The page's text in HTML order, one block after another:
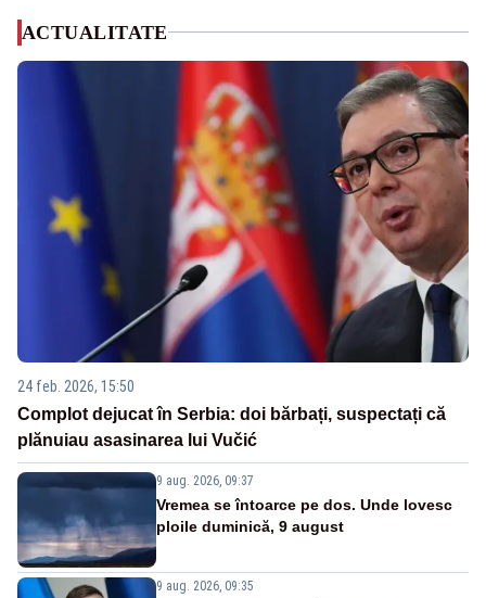
ACTUALITATE
24 feb. 2026, 15:50
Complot dejucat în Serbia: doi bărbați, suspectați că
plănuiau asasinarea lui Vučić
9 aug. 2026, 09:37
Vremea se întoarce pe dos. Unde lovesc
ploile duminică, 9 august
9 aug. 2026, 09:35